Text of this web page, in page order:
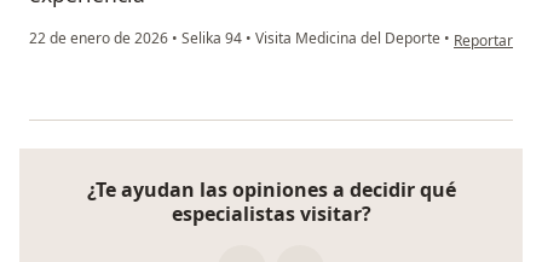
22 de enero de 2026 • Selika 94 • Visita Medicina del Deporte • en opinión
Reportar
¿Te ayudan las opiniones a decidir qué
especialistas visitar?